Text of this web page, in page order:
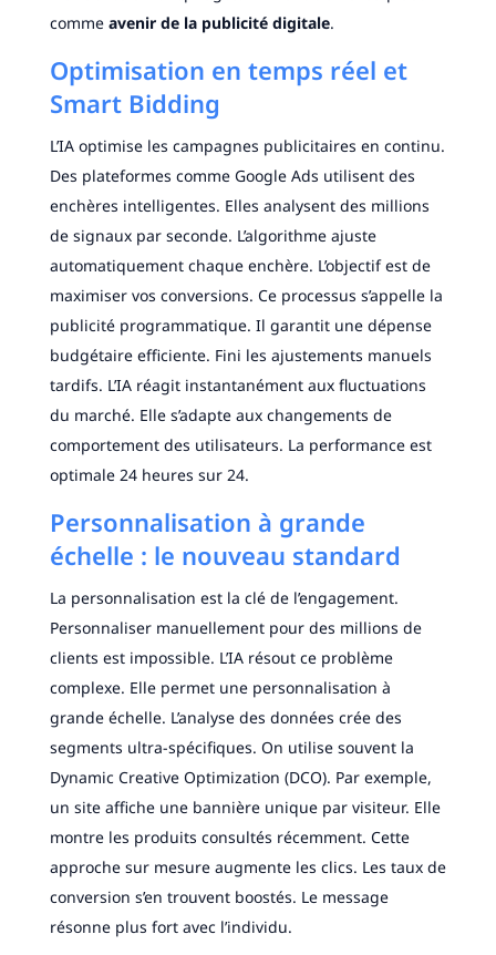
comme avenir de la publicité digitale.
Optimisation en temps réel et
Smart Bidding
L’IA optimise les campagnes publicitaires en continu.
Des plateformes comme Google Ads utilisent des
enchères intelligentes. Elles analysent des millions
de signaux par seconde. L’algorithme ajuste
automatiquement chaque enchère. L’objectif est de
maximiser vos conversions. Ce processus s’appelle la
publicité programmatique. Il garantit une dépense
budgétaire efficiente. Fini les ajustements manuels
tardifs. L’IA réagit instantanément aux fluctuations
du marché. Elle s’adapte aux changements de
comportement des utilisateurs. La performance est
optimale 24 heures sur 24.
Personnalisation à grande
échelle : le nouveau standard
La personnalisation est la clé de l’engagement.
Personnaliser manuellement pour des millions de
clients est impossible. L’IA résout ce problème
complexe. Elle permet une personnalisation à
grande échelle. L’analyse des données crée des
segments ultra-spécifiques. On utilise souvent la
Dynamic Creative Optimization (DCO). Par exemple,
un site affiche une bannière unique par visiteur. Elle
montre les produits consultés récemment. Cette
approche sur mesure augmente les clics. Les taux de
conversion s’en trouvent boostés. Le message
résonne plus fort avec l’individu.